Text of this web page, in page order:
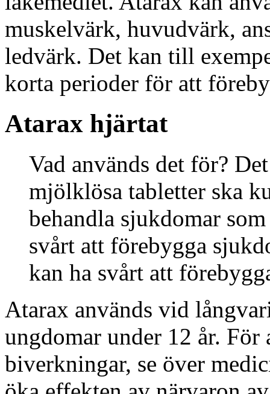
muskelvärk, huvudvärk,
ledvärk. Det kan till
korta perioder för att
Atarax hjärtat
Vad används det för?
mjölklösa tabletter ska
behandla sjukdomar
svårt att förebygga
kan ha svårt att
Atarax används vid
ungdomar under 12 år.
biverkningar, se över